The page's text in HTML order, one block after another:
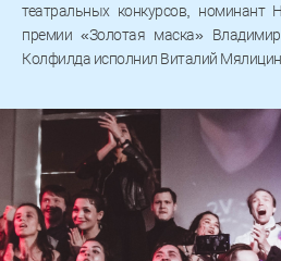
театральных конкурсов, номинант
премии «Золотая маска»
Колфилда исполнил Виталий Мялицин.